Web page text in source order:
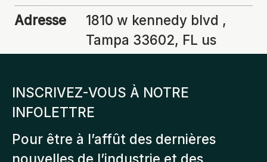
Adresse
1810 w kennedy blvd ,
Tampa 33602, FL us
INSCRIVEZ-VOUS À NOTRE
INFOLETTRE
Pour être à l’affût des dernières